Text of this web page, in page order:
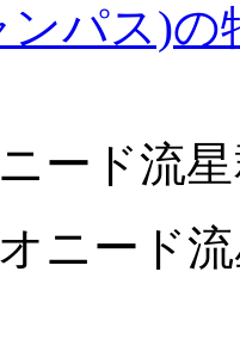
ンパス)の
ード流
ニード